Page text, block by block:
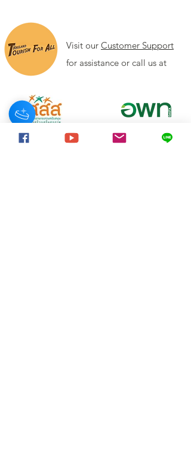
Visit our Customer Support
for assistance or call us at